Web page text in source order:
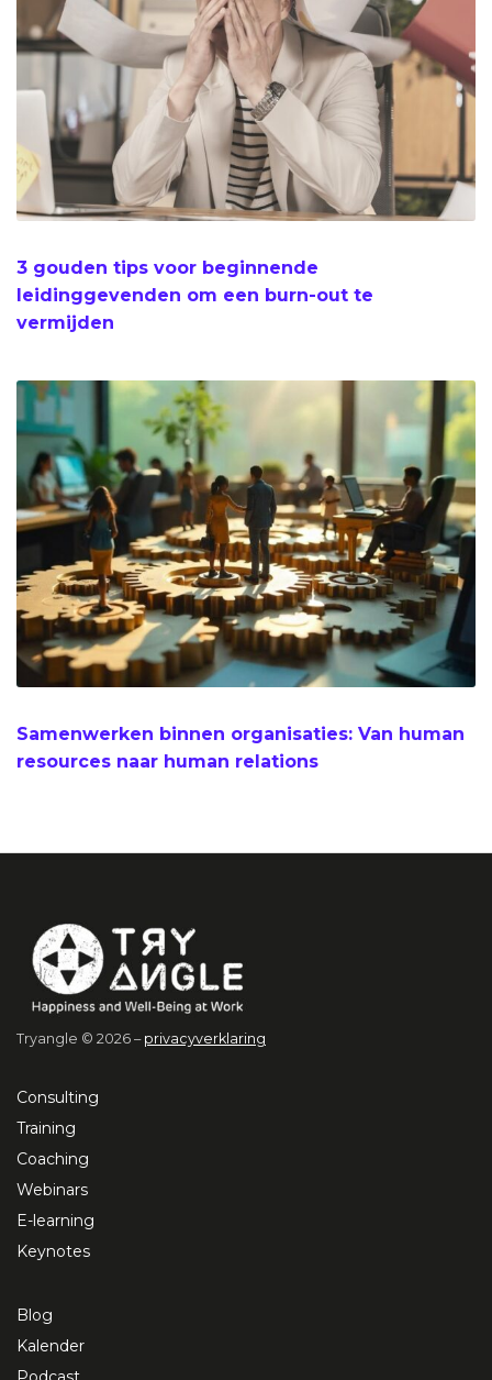
3 gouden tips voor beginnende
leidinggevenden om een burn-out te
vermijden
Samenwerken binnen organisaties: Van human
resources naar human relations
Tryangle © 2026 – privacyverklaring
Consulting
Training
Coaching
Webinars
E-learning
Keynotes
Blog
Kalender